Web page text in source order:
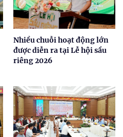
Nhiều chuỗi hoạt động lớn
được diễn ra tại Lễ hội sầu
riêng 2026